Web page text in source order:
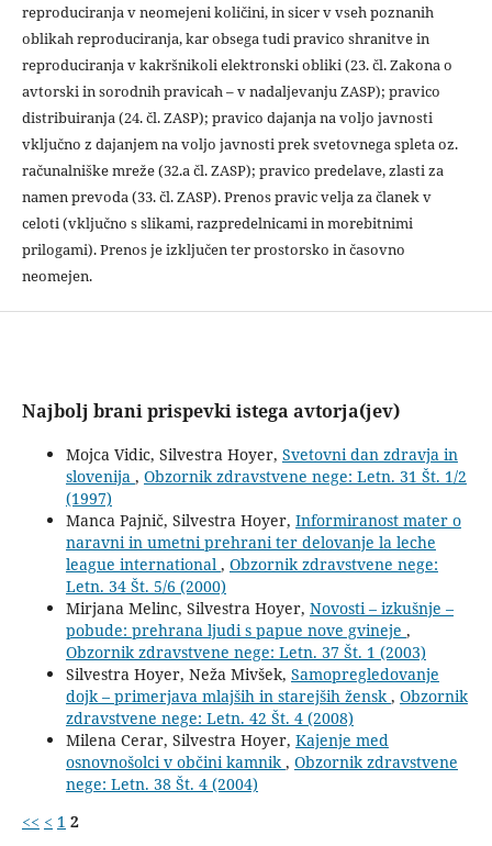
reproduciranja v neomejeni količini, in sicer v vseh poznanih
oblikah reproduciranja, kar obsega tudi pravico shranitve in
reproduciranja v kakršnikoli elektronski obliki (23. čl. Zakona o
avtorski in sorodnih pravicah – v nadaljevanju ZASP); pravico
distribuiranja (24. čl. ZASP); pravico dajanja na voljo javnosti
vključno z dajanjem na voljo javnosti prek svetovnega spleta oz.
računalniške mreže (32.a čl. ZASP); pravico predelave, zlasti za
namen prevoda (33. čl. ZASP). Prenos pravic velja za članek v
celoti (vključno s slikami, razpredelnicami in morebitnimi
prilogami). Prenos je izključen ter prostorsko in časovno
neomejen.
Najbolj brani prispevki istega avtorja(jev)
Mojca Vidic, Silvestra Hoyer, Svetovni dan zdravja in
slovenija , Obzornik zdravstvene nege: Letn. 31 Št. 1/2
(1997)
Manca Pajnič, Silvestra Hoyer, Informiranost mater o
naravni in umetni prehrani ter delovanje la leche
league international , Obzornik zdravstvene nege:
Letn. 34 Št. 5/6 (2000)
Mirjana Melinc, Silvestra Hoyer, Novosti – izkušnje –
pobude: prehrana ljudi s papue nove gvineje ,
Obzornik zdravstvene nege: Letn. 37 Št. 1 (2003)
Silvestra Hoyer, Neža Mivšek, Samopregledovanje
dojk – primerjava mlajših in starejših žensk , Obzornik
zdravstvene nege: Letn. 42 Št. 4 (2008)
Milena Cerar, Silvestra Hoyer, Kajenje med
osnovnošolci v občini kamnik , Obzornik zdravstvene
nege: Letn. 38 Št. 4 (2004)
<< < 1 2